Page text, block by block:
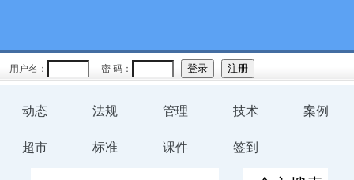
用户名： 密 码：
动态 法规 管理 技术 案例
超市 标准 课件 签到